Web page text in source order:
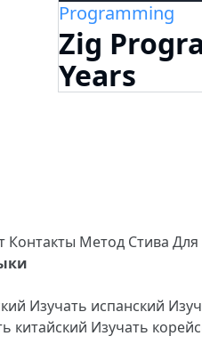
Programming
Zig
Years
Контакты Метод Стива
Изучать испанский
китайский Изучать